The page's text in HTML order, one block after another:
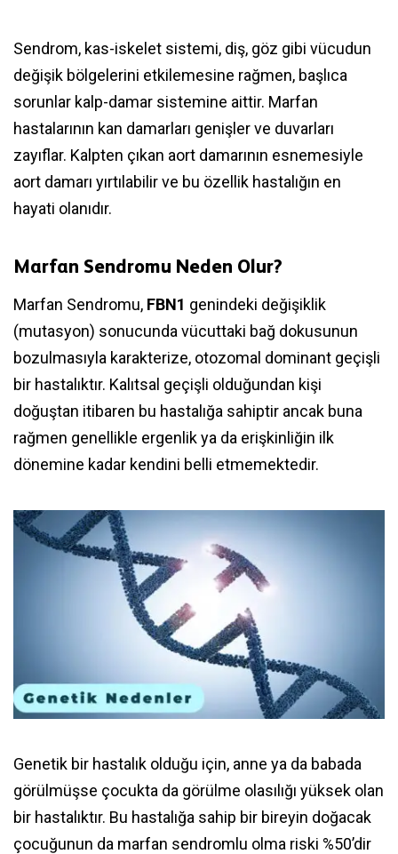
Sendrom, kas-iskelet sistemi, diş, göz gibi vücudun
değişik bölgelerini etkilemesine rağmen, başlıca
sorunlar kalp-damar sistemine aittir. Marfan
hastalarının kan damarları genişler ve duvarları
zayıflar. Kalpten çıkan aort damarının esnemesiyle
aort damarı yırtılabilir ve bu özellik hastalığın en
hayati olanıdır.
Marfan Sendromu Neden Olur?
Marfan Sendromu, FBN1 genindeki değişiklik
(mutasyon) sonucunda vücuttaki bağ dokusunun
bozulmasıyla karakterize, otozomal dominant geçişli
bir hastalıktır. Kalıtsal geçişli olduğundan kişi
doğuştan itibaren bu hastalığa sahiptir ancak buna
rağmen genellikle ergenlik ya da erişkinliğin ilk
dönemine kadar kendini belli etmemektedir.
Genetik bir hastalık olduğu için, anne ya da babada
görülmüşse çocukta da görülme olasılığı yüksek olan
bir hastalıktır. Bu hastalığa sahip bir bireyin doğacak
çocuğunun da marfan sendromlu olma riski %50’dir